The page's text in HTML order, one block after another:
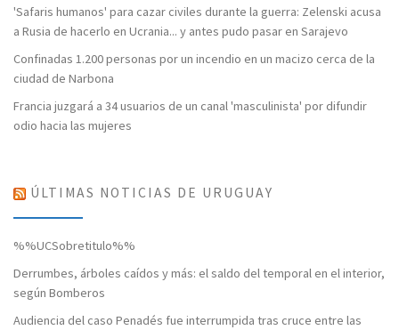
'Safaris humanos' para cazar civiles durante la guerra: Zelenski acusa
a Rusia de hacerlo en Ucrania... y antes pudo pasar en Sarajevo
Confinadas 1.200 personas por un incendio en un macizo cerca de la
ciudad de Narbona
Francia juzgará a 34 usuarios de un canal 'masculinista' por difundir
odio hacia las mujeres
ÚLTIMAS NOTICIAS DE URUGUAY
%%UCSobretitulo%%
Derrumbes, árboles caídos y más: el saldo del temporal en el interior,
según Bomberos
Audiencia del caso Penadés fue interrumpida tras cruce entre las